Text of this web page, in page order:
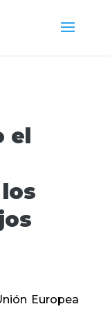
el
Europea